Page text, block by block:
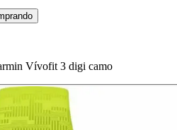
Vívofit 3 digi camo